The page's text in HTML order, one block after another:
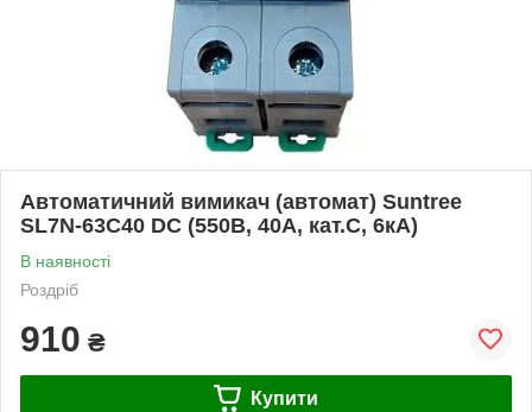
Автоматичний вимикач (автомат) Suntree
SL7N-63C40 DC (550В, 40А, кат.С, 6кА)
В наявності
Роздріб
910 ₴
Купити